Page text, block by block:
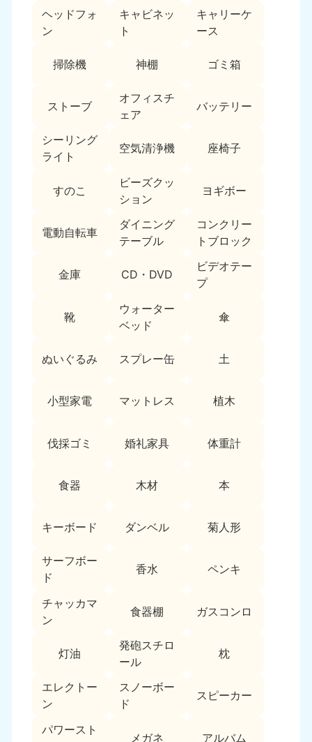
ヘッドフォ
ン
キャビネッ
ト
キャリーケ
ース
掃除機 神棚 ゴミ箱
ストーブ
オフィスチ
ェア
バッテリー
シーリング
ライト
空気清浄機 座椅子
すのこ
ビーズクッ
ション
ヨギボー
電動自転車
ダイニング
テーブル
コンクリー
トブロック
金庫 CD・DVD
ビデオテー
プ
靴
ウォーター
ベッド
傘
ぬいぐるみ スプレー缶 土
小型家電 マットレス 植木
伐採ゴミ 婚礼家具 体重計
食器 木材 本
キーボード ダンベル 菊人形
サーフボー
ド
香水 ペンキ
チャッカマ
ン
食器棚 ガスコンロ
灯油
発砲スチロ
ール
枕
エレクトー
ン
スノーボー
ド
スピーカー
パワースト
メガネ アルバム
福島県
050-1881-5271
東京都
050-1881-5265
9:00〜19:00 年中無休
神奈川県
050-1881-5268
9:00〜19:00 年中無休
050-1881-5266
9:00〜19:00 年中無休
栃木県
050-1881-5270
茨城県
050-1881-5269
9:00〜19:00 年中無休
050-1881-5267
9:00〜19:00 年中無休
050-1881-5255
9:00〜19:00 年中無休
050-1881-5259
9:00〜19:00 年中無休
静岡県 長野県
050-1881-5258
9:00〜19:00 年中無休
050-1881-5261
9:00〜19:00 年中無休
富山県
050-1881-5262
山梨県
050-1881-5263
9:00〜19:00 年中無休
近畿
050-1881-5250